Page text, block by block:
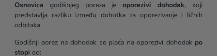
Osnovica godišnjeg poreza je oporezivi dohodak, koji
predstavlja razliku između dohotka za oporezivanje i ličnih
odbitaka.
Godišnji porez na dohodak se plaća na oporezivi dohodak po
stopi od: